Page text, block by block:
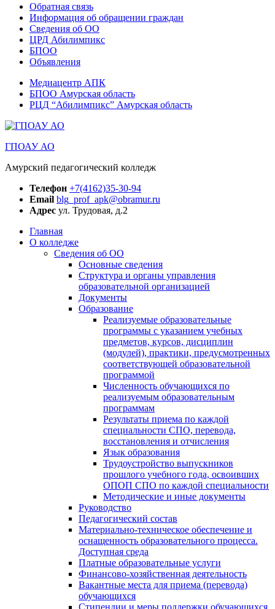
Обратная связь
Информация об обращении граждан
Сведения об ОО
ЦРД Абилимпикс
БПОО
Объявления
Медиацентр АПК
БПОО Амурская область
РЦД “Абилимпикс” Амурская область
ГПОАУ АО
Амурский педагогический колледж
Телефон +7(4162)35-30-94
Email blg_prof_apk@obramur.ru
Адрес ул. Трудовая, д.2
Главная
О колледже
Сведения об ОО
Основные сведения
Структура и органы управления
образовательной организацией
Документы
Образование
Реализуемые образовательные
программы с указанием учебных
предметов, курсов, дисциплин
(модулей), практики, предусмотренных
соответствующей образовательной
программой
Численность обучающихся по
реализуемым образовательным
программам
Результаты приема по каждой
специальности СПО, перевода,
восстановления и отчисления
Язык образования
Трудоустройство выпускников
прошлого учебного года, освоивших
ОПОП СПО по каждой специальности
Методические и иные документы
Руководство
Педагогический состав
Материально-техническое обеспечение и
оснащенность образовательного процесса.
Доступная среда
Платные образовательные услуги
Финансово-хозяйственная деятельность
Вакантные места для приема (перевода)
обучающихся
Стипендии и меры поддержки обучающихся